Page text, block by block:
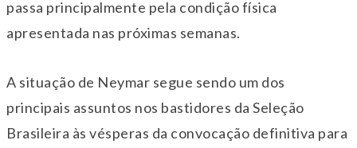
passa principalmente pela condição física
apresentada nas próximas semanas.
A situação de Neymar segue sendo um dos
principais assuntos nos bastidores da Seleção
Brasileira às vésperas da convocação definitiva para